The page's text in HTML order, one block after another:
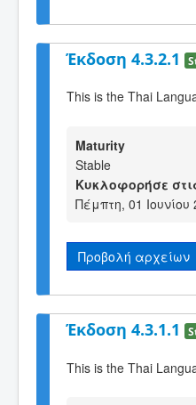
Έκδοση 4.3.2.1
This is the Thai
Maturity
Stable
Κυκλοφορήσε
Πέμπτη, 01 Ιουνίου
Προβολή αρχείων
Έκδοση 4.3.1.1
This is the Thai